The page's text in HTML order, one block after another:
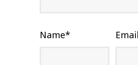
Name* Email